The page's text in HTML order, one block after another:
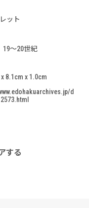
ット
19～20世紀
8.1cm x 1.0cm
d
する